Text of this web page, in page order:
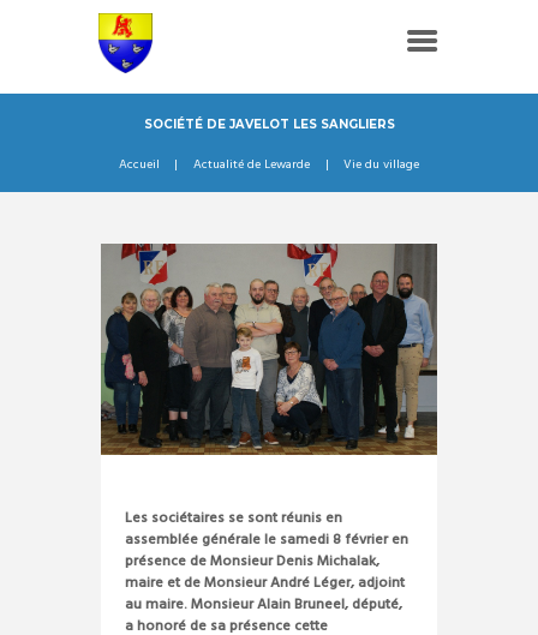
SOCIÉTÉ DE JAVELOT LES SANGLIERS
Accueil Actualité de Lewarde Vie du village
Les sociétaires se sont réunis en
assemblée générale le samedi 8 février en
présence de Monsieur Denis Michalak,
maire et de Monsieur André Léger, adjoint
au maire. Monsieur Alain Bruneel, député,
a honoré de sa présence cette